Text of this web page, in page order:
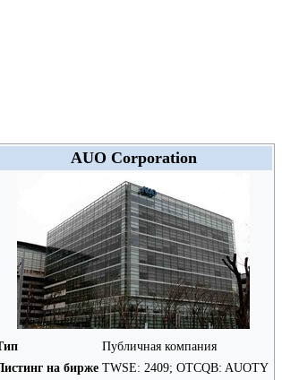
AUO Corporation
Публичная компания
на бирже TWSE: 2409; OTCQB: AUOTY